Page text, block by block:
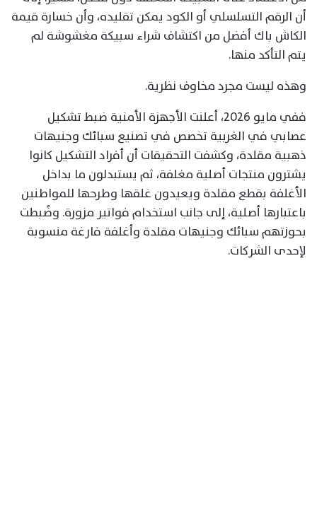
أن الرقم التسلسلي أو الكود يمكن تقليده، وأن خسارة قيمة
الكاش باك أفضل من اكتشاف شراء سبيكة مغشوشة لم
يتم التأكد منها.
وهذه ليست مجرد مخاوف نظرية.
ففي مايو 2026، أعلنت الأجهزة الأمنية ضبط تشكيل
عصابي في الغربية تخصص في تصنيع سبائك وجنيهات
ذهبية مقلدة، وكشفت التحقيقات أن أفراد التشكيل كانوا
يشترون منتجات أصلية مغلفة، ثم يستبدلون ما بداخل
الأغلفة بقطع مقلدة ويعيدون غلقها وطرحها للمواطنين
باعتبارها أصلية، إلى جانب استخدام فواتير مزورة. وضُبطت
بحوزتهم سبائك وجنيهات مقلدة وأغلفة فارغة منسوبة
لإحدى الشركات.